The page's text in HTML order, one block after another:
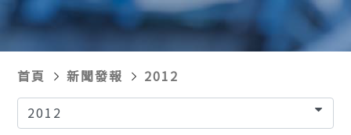
首頁 新聞發報
2012
2012